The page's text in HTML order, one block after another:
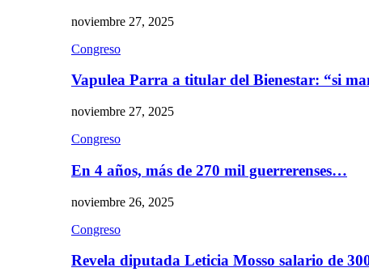
noviembre 27, 2025
Congreso
Vapulea Parra a titular del Bienestar: “si
noviembre 27, 2025
Congreso
En 4 años, más de 270 mil guerrerenses…
noviembre 26, 2025
Congreso
Revela diputada Leticia Mosso salario de